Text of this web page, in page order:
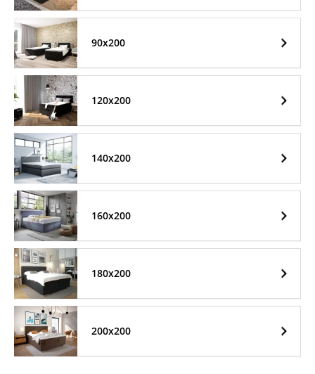
90x200
120x200
140x200
160x200
180x200
200x200